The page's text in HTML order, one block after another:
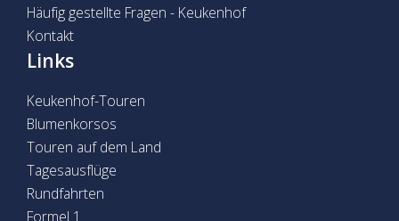
Häufig gestellte Fragen - Keukenhof
Kontakt
Links
Keukenhof-Touren
Blumenkorsos
Touren auf dem Land
Tagesausflüge
Rundfahrten
Formel 1